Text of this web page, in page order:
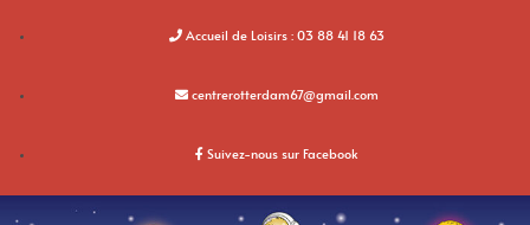
Accueil de Loisirs : 03 88 41 18 63
centrerotterdam67@gmail.com
Suivez-nous sur Facebook